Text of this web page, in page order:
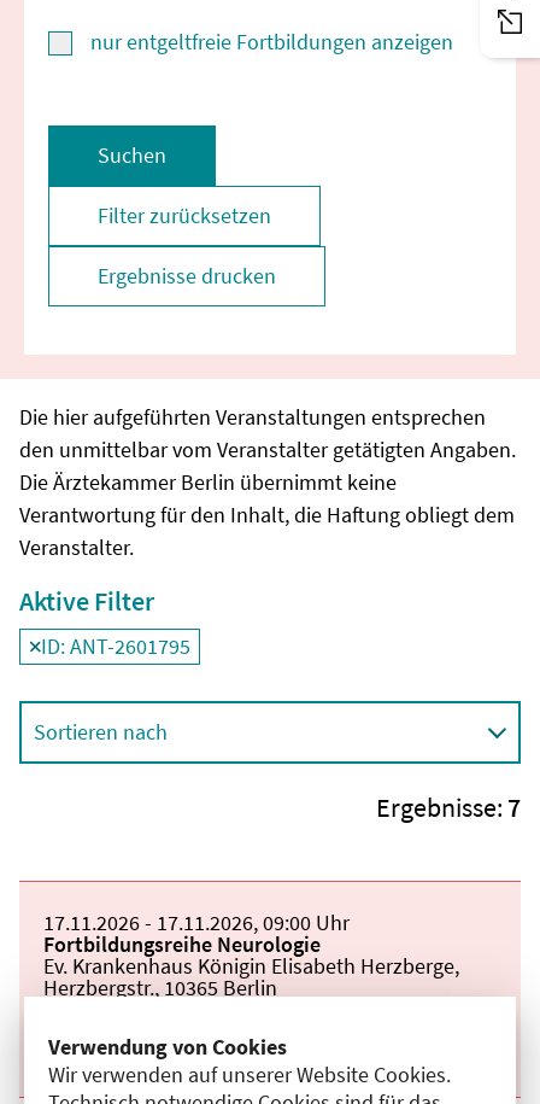
Verwendung von Cookies
Wir verwenden auf unserer Website Cookies.
nur entgeltfreie Fortbildungen anzeigen
Suchen
Filter zurücksetzen
Ergebnisse drucken
Die hier aufgeführten Veranstaltungen entsprechen
den unmittelbar vom Veranstalter getätigten Angaben.
Die Ärztekammer Berlin übernimmt keine
Verantwortung für den Inhalt, die Haftung obliegt dem
Veranstalter.
Aktive Filter
Filter
ID: ANT-2601795
deaktivieren und Suchergebnisse neu laden
Sortieren nach
Ergebnisse: 7
Beginn:
17.11.2026Ende und Anfangszeit:
- 17.11.2026,09:00 Uhr
Veranstaltungstitel:
Fortbildungsreihe Neurologie
Veranstaltungsort:
Ev. Krankenhaus Königin Elisabeth Herzberge,
Herzbergstr., 10365 Berlin
Details anzeigen